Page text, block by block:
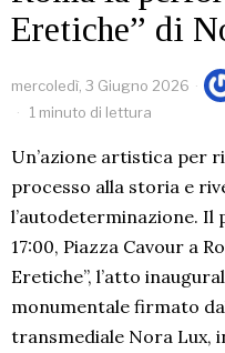
Eretiche” di
mercoledì, 3 Giugno 2026
1 minuto di lettura
Un’azione artistica per
processo alla storia e
l’autodeterminazione. Il
17:00, Piazza Cavour a
Eretiche”, l’atto
monumentale firmato
transmediale Nora Lux,